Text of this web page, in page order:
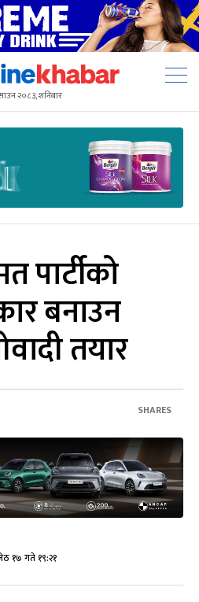
२०८३, शनिबार
पार्टीको
बनाउन
तयार
SHARES
१७ गते १९:२१